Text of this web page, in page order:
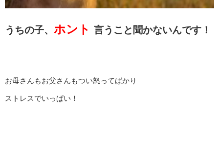
うちの子、 ホント 言うこと聞かないんです！
お母さんもお父さんもつい怒ってばかり
ストレスでいっぱい！